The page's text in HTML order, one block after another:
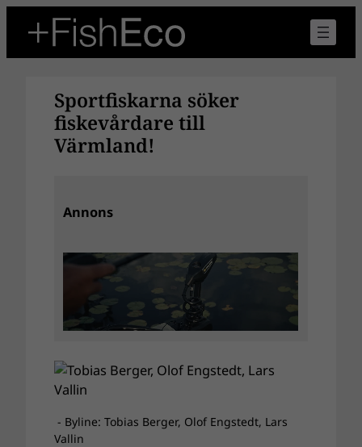
innehåll
Sportfiskarna söker
fiskevårdare till
Värmland!
Annons
- Byline: Tobias Berger, Olof Engstedt, Lars
Vallin